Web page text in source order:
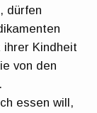
dürfen
Kindheit
von den
essen will,